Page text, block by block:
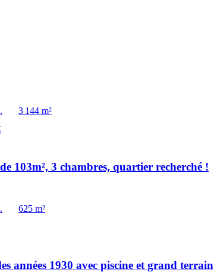
3 144 m²
103m², 3 chambres, quartier recherché !
625 m²
années 1930 avec piscine et grand terrain